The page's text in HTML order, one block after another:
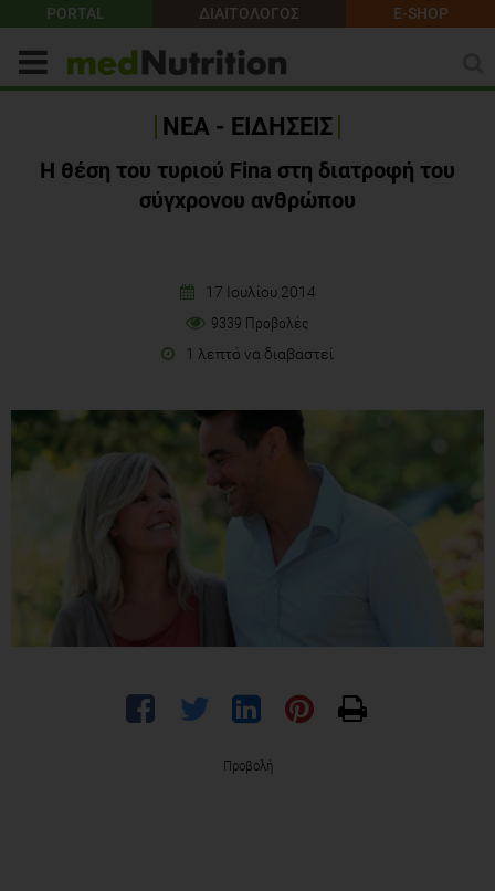
PORTAL ΔΙΑΙΤΟΛΟΓΟΣ E-SHOP
ΝΕΑ - ΕΙΔΗΣΕΙΣ
Η θέση του τυριού Fina στη διατροφή του
σύγχρονου ανθρώπου
17 Ιουλίου 2014
9339 Προβολές
1 λεπτό να διαβαστεί
Προβολή